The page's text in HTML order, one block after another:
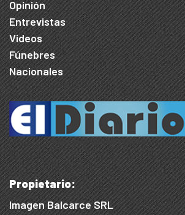
Opinión
Entrevistas
Videos
Fúnebres
Nacionales
Propietario:
Imagen Balcarce SRL